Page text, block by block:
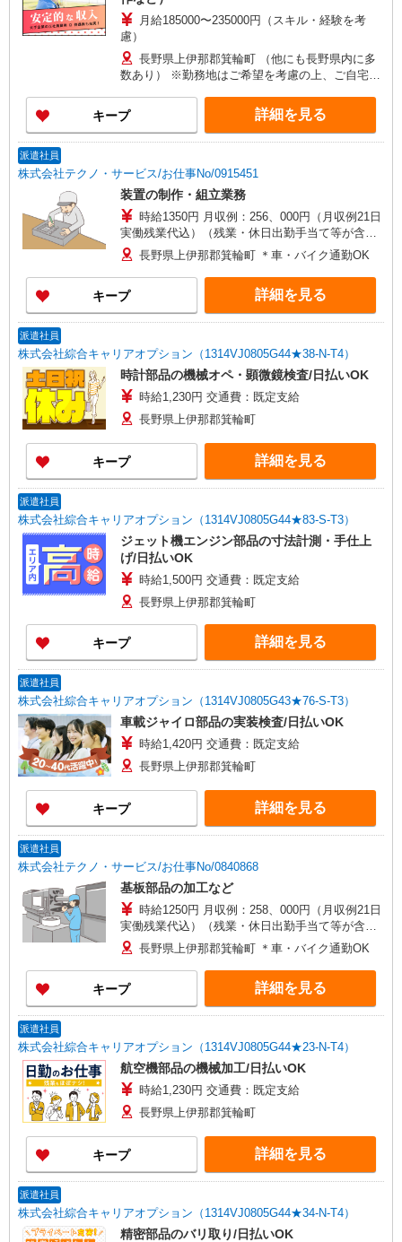
月給185000〜235000円（スキル・経験を考
慮）
長野県上伊那郡箕輪町 （他にも長野県内に多
数あり） ※勤務地はご希望を考慮の上、ご自宅を
（転勤なし）
キープ 詳細を見る
派遣社員
株式会社テクノ・サービス/お仕事No/0915451
装置の制作・組立業務
時給1350円 月収例：256、000円（月収例21日
実働残業代込）（残業・休日出勤手当て等が含ま
れています） 交通費全額支給
長野県上伊那郡箕輪町 ＊車・バイク通勤OK
キープ 詳細を見る
派遣社員
株式会社綜合キャリアオプション（1314VJ0805G44★38-N-T4）
時計部品の機械オペ・顕微鏡検査/日払いOK
時給1,230円 交通費：既定支給
長野県上伊那郡箕輪町
キープ 詳細を見る
派遣社員
株式会社綜合キャリアオプション（1314VJ0805G44★83-S-T3）
ジェット機エンジン部品の寸法計測・手仕上
げ/日払いOK
時給1,500円 交通費：既定支給
長野県上伊那郡箕輪町
キープ 詳細を見る
派遣社員
株式会社綜合キャリアオプション（1314VJ0805G43★76-S-T3）
車載ジャイロ部品の実装検査/日払いOK
時給1,420円 交通費：既定支給
長野県上伊那郡箕輪町
キープ 詳細を見る
派遣社員
株式会社テクノ・サービス/お仕事No/0840868
基板部品の加工など
時給1250円 月収例：258、000円（月収例21日
実働残業代込）（残業・休日出勤手当て等が含ま
れています） 交通費全額支給
長野県上伊那郡箕輪町 ＊車・バイク通勤OK
キープ 詳細を見る
派遣社員
株式会社綜合キャリアオプション（1314VJ0805G44★23-N-T4）
航空機部品の機械加工/日払いOK
時給1,230円 交通費：既定支給
長野県上伊那郡箕輪町
キープ 詳細を見る
派遣社員
株式会社綜合キャリアオプション（1314VJ0805G44★34-N-T4）
精密部品のバリ取り/日払いOK